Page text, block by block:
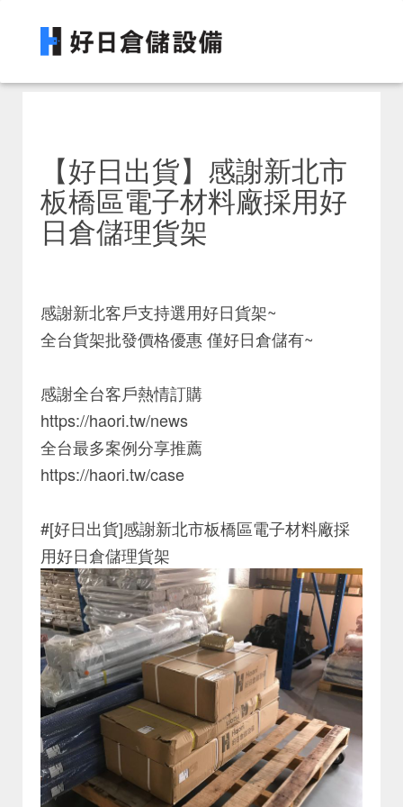
【好日出貨】感謝新北市
板橋區電子材料廠採用好
日倉儲理貨架
感謝新北客戶支持選用好日貨架~
全台貨架批發價格優惠 僅好日倉儲有~
感謝全台客戶熱情訂購
https://haori.tw/news
全台最多案例分享推薦
https://haori.tw/case
#[好日出貨]感謝新北市板橋區電子材料廠採
用好日倉儲理貨架